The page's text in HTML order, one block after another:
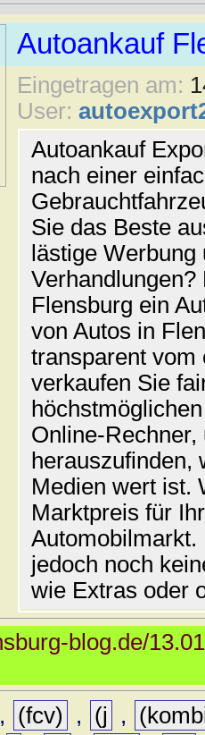
Autoankauf
Eingetragen am:
User:
Autoankauf
nach einer
Sie das Beste
lästige
Flensburg ein
von Autos in
transparent vom
verkaufen Sie
Online-
herauszufinden,
Medien wert ist.
Marktpreis für
jedoch noch
wie Extras oder
blog.de/
, (fcv) , (j ,